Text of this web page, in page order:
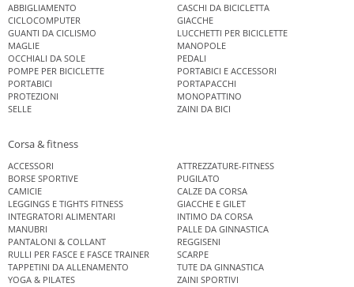
ABBIGLIAMENTO
CASCHI DA BICICLETTA
CICLOCOMPUTER
GIACCHE
GUANTI DA CICLISMO
LUCCHETTI PER BICICLETTE
MAGLIE
MANOPOLE
OCCHIALI DA SOLE
PEDALI
POMPE PER BICICLETTE
PORTABICI E ACCESSORI
PORTABICI
PORTAPACCHI
PROTEZIONI
MONOPATTINO
SELLE
ZAINI DA BICI
Corsa & fitness
ACCESSORI
ATTREZZATURE-FITNESS
BORSE SPORTIVE
PUGILATO
CAMICIE
CALZE DA CORSA
LEGGINGS E TIGHTS FITNESS
GIACCHE E GILET
INTEGRATORI ALIMENTARI
INTIMO DA CORSA
MANUBRI
PALLE DA GINNASTICA
PANTALONI & COLLANT
REGGISENI
RULLI PER FASCE E FASCE TRAINER
SCARPE
TAPPETINI DA ALLENAMENTO
TUTE DA GINNASTICA
YOGA & PILATES
ZAINI SPORTIVI